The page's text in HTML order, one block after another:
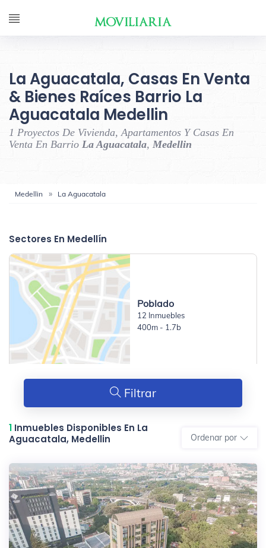
La Aguacatala, Casas En Venta
& Bienes Raíces Barrio La
Aguacatala Medellin
1 Proyectos De Vivienda, Apartamentos Y Casas En
Venta En Barrio La Aguacatala, Medellin
Medellin La Aguacatala
Sectores En Medellín
Poblado
12 Inmuebles
400m - 1.7b
Filtrar
1 Inmuebles Disponibles En La
Aguacatala, Medellin
Ordenar por